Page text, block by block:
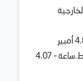
نسبة كفاءة الطاقة للتبريد: 13.90 و.ح.ب\واط.ساعة – 4.07